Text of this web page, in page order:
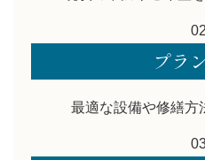
02
プラ
最適な設備や修繕方